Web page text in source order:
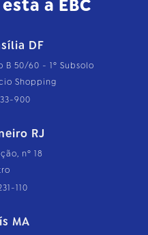
a EBC
DF
B 50/60 - 1º Subsolo
Shopping
900
RJ
nº 18
110
MA